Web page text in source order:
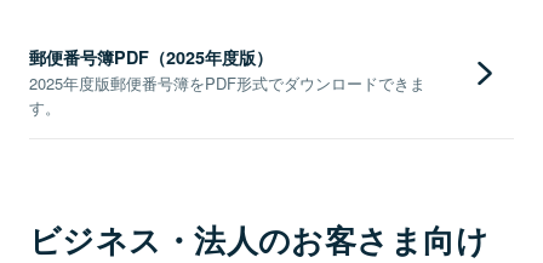
郵便番号簿PDF（2025年度版）
2025年度版郵便番号簿をPDF形式でダウンロードできま
す。
ビジネス・法人のお客さま向け